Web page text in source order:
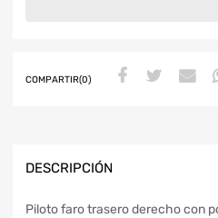
COMPARTIR(0)
DESCRIPCIÓN
Piloto faro trasero derecho con